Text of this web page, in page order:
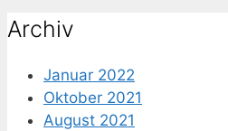
Archiv
Januar 2022
Oktober 2021
August 2021